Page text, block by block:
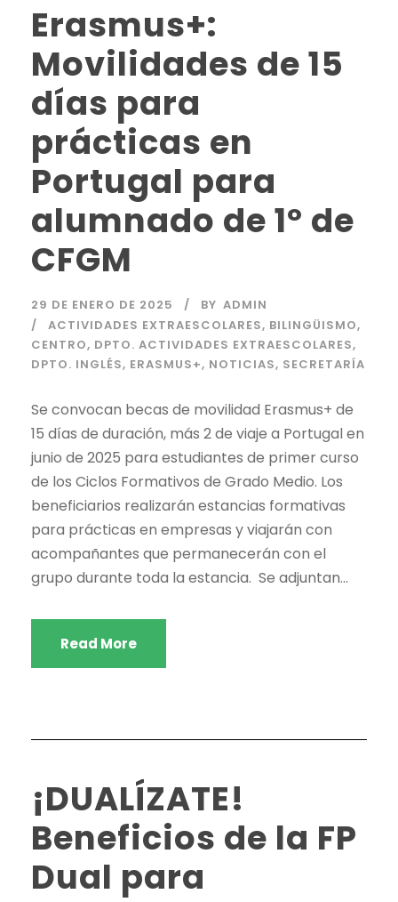
Erasmus+:
Movilidades de 15
días para
prácticas en
Portugal para
alumnado de 1º de
CFGM
29 DE ENERO DE 2025 BY ADMIN
ACTIVIDADES EXTRAESCOLARES, BILINGÜISMO,
CENTRO, DPTO. ACTIVIDADES EXTRAESCOLARES,
DPTO. INGLÉS, ERASMUS+, NOTICIAS, SECRETARÍA
Se convocan becas de movilidad Erasmus+ de
15 días de duración, más 2 de viaje a Portugal en
junio de 2025 para estudiantes de primer curso
de los Ciclos Formativos de Grado Medio. Los
beneficiarios realizarán estancias formativas
para prácticas en empresas y viajarán con
acompañantes que permanecerán con el
grupo durante toda la estancia. Se adjuntan...
Read More
¡DUALÍZATE!
Beneficios de la FP
Dual para